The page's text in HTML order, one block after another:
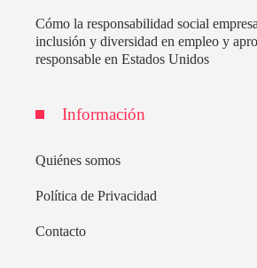
Cómo la responsabilidad social
inclusión y diversidad en empleo y
responsable en Estados Unidos
Información
Quiénes somos
Política de Privacidad
Contacto